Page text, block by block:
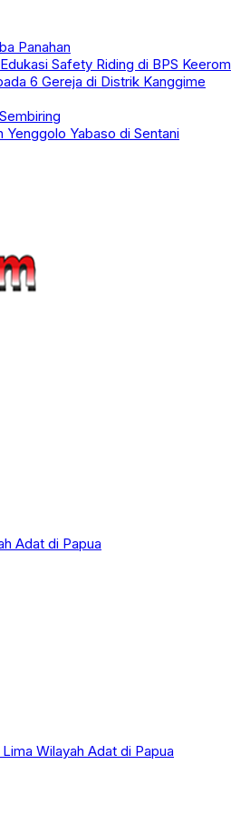
Panahan
Safety Riding di BPS Keerom
6 Gereja di Distrik Kanggime
Yenggolo Yabaso di Sentani
Adat di Papua
Wilayah Adat di Papua